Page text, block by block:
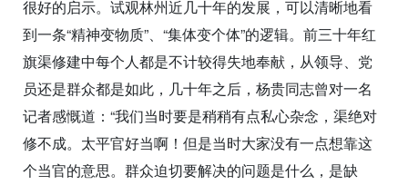
很好的启示。试观林州近几十年的发展，可以清晰地看
到一条“精神变物质”、“集体变个体”的逻辑。前三十年红
旗渠修建中每个人都是不计较得失地奉献，从领导、党
员还是群众都是如此，几十年之后，杨贵同志曾对一名
记者感慨道：“我们当时要是稍稍有点私心杂念，渠绝对
修不成。太平官好当啊！但是当时大家没有一点想靠这
个当官的意思。群众迫切要解决的问题是什么，是缺